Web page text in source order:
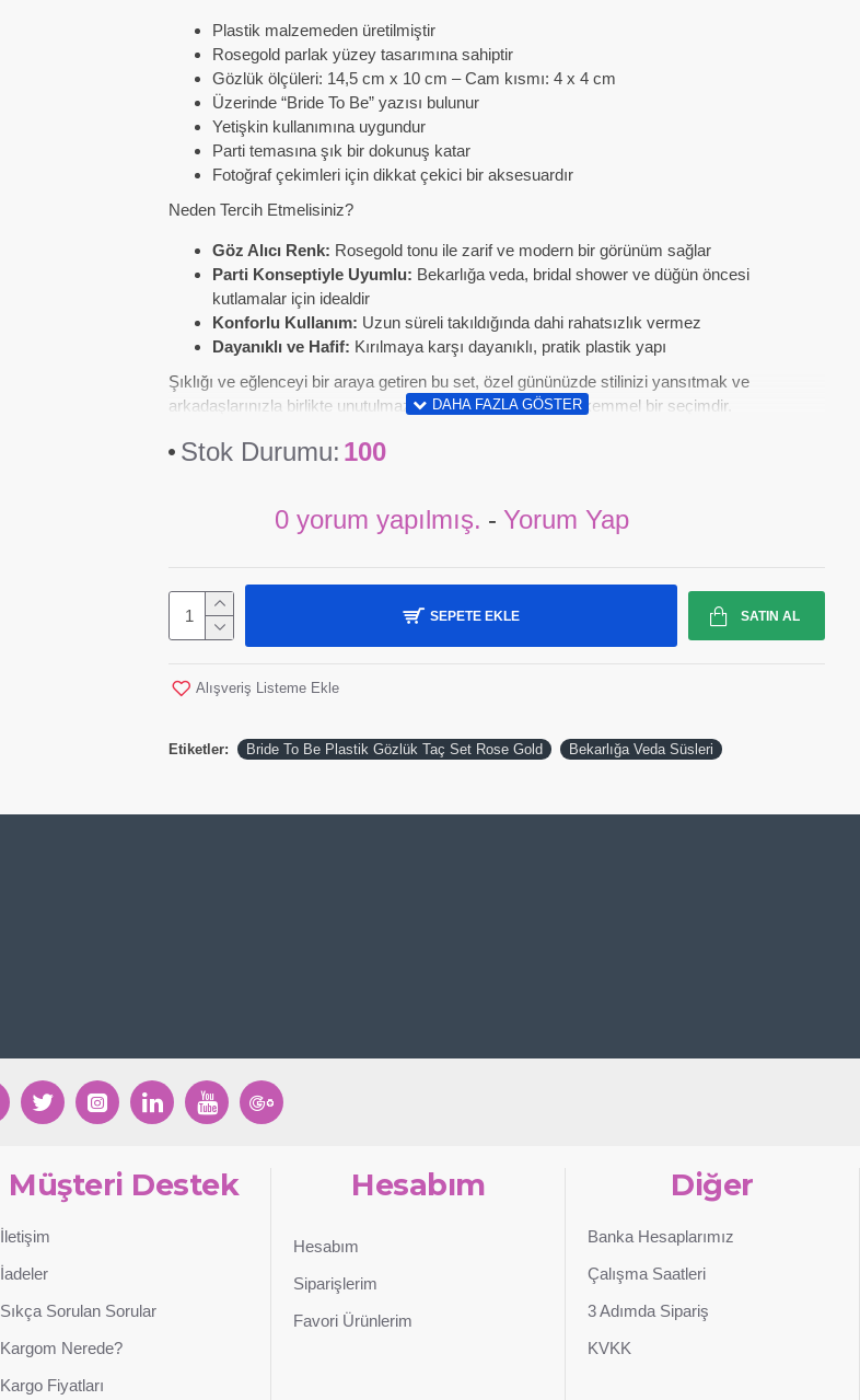
Plastik malzemeden üretilmiştir
Rosegold parlak yüzey tasarımına sahiptir
Gözlük ölçüleri: 14,5 cm x 10 cm – Cam kısmı: 4 x 4 cm
Üzerinde “Bride To Be” yazısı bulunur
Yetişkin kullanımına uygundur
Parti temasına şık bir dokunuş katar
Fotoğraf çekimleri için dikkat çekici bir aksesuardır
Neden Tercih Etmelisiniz?
Göz Alıcı Renk: Rosegold tonu ile zarif ve modern bir görünüm sağlar
Parti Konseptiyle Uyumlu: Bekarlığa veda, bridal shower ve düğün öncesi
kutlamalar için idealdir
Konforlu Kullanım: Uzun süreli takıldığında dahi rahatsızlık vermez
Dayanıklı ve Hafif: Kırılmaya karşı dayanıklı, pratik plastik yapı
Şıklığı ve eğlenceyi bir araya getiren bu set, özel gününüzde stilinizi yansıtmak ve
arkadaşlarınızla birlikte unutulmaz anılar yaratmak için mükemmel bir seçimdir.
Stok Durumu: 100
0 yorum yapılmış. - Yorum Yap
SEPETE EKLE SATIN AL
Alışveriş Listeme Ekle
Etiketler: Bride To Be Plastik Gözlük Taç Set Rose Gold Bekarlığa Veda Süsleri
Müşteri Destek
İletişim
İadeler
Sıkça Sorulan Sorular
Kargom Nerede?
Kargo Fiyatları
Hesabım
Hesabım
Siparişlerim
Favori Ürünlerim
Diğer
Banka Hesaplarımız
Çalışma Saatleri
3 Adımda Sipariş
KVKK